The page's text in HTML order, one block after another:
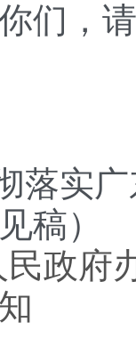
们，
实广
稿）
民政府